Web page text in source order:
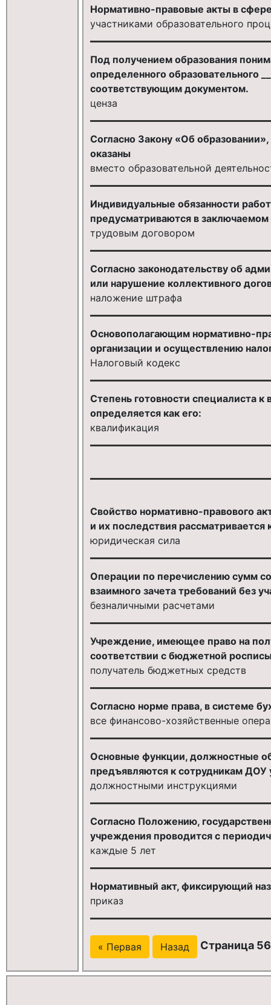
Нормативно-правовые акты в
участниками образовательного
Под получением образования
определенного образовательного
соответствующим документом.
ценза
Согласно Закону «Об
оказаны
вместо образовательной
Индивидуальные обязанности
предусматриваются в
трудовым договором
Согласно законодательству об
или нарушение коллективного
наложение штрафа
Основополагающим нормативно-
организации и осуществлению
Налоговый кодекс
Степень готовности специалиста
определяется как его:
квалификация
Свойство нормативно-правового
и их последствия рассматривается
юридическая сила
Операции по перечислению сумм
взаимного зачета требований без
безналичными расчетами
Учреждение, имеющее право на
соответствии с бюджетной
получатель бюджетных средств
Согласно норме права, в системе
все финансово-хозяйственные
Основные функции, должностные
предъявляются к сотрудникам ДОУ
должностными инструкциями
Согласно Положению,
учреждения проводится с
каждые 5 лет
Нормативный акт, фиксирующий
приказ
« Первая Назад Страница